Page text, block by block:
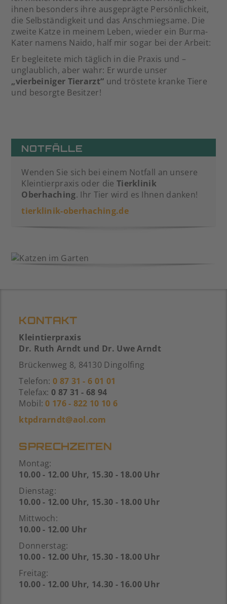
ihnen besonders ihre ausgeprägte Persönlichkeit,
die Selbständigkeit und das Anschmiegsame. Die
zweite Katze in meinem Leben, wieder ein Burma-
Kater namens Naido, half mir sogar bei der Arbeit:
Er begleitete mich täglich in die Praxis und –
unglaublich, aber wahr: Er wurde unser
„vierbeiniger Tierarzt“ und tröstete kranke Tiere
und besorgte Besitzer!
NOTFÄLLE
Wenden Sie sich bei einem Notfall an unsere
Kleintierpraxis oder die Tierklinik
Oberhaching. Ihr Tier wird es Ihnen danken!
tierklinik-oberhaching.de
KONTAKT
Kleintierpraxis
Dr. Ruth Arndt und Dr. Uwe Arndt
Brückenweg 8, 84130 Dingolfing
Telefon:0 87 31 - 6 01 01
Telefax: 0 87 31 - 68 94
Mobil:0 176 - 822 10 10 6
ktpdrarndt@aol.com
SPRECHZEITEN
Montag:
10.00 - 12.00 Uhr, 15.30 - 18.00 Uhr
Dienstag:
10.00 - 12.00 Uhr, 15.30 - 18.00 Uhr
Mittwoch:
10.00 - 12.00 Uhr
Donnerstag:
10.00 - 12.00 Uhr, 15.30 - 18.00 Uhr
Freitag:
10.00 - 12.00 Uhr, 14.30 - 16.00 Uhr